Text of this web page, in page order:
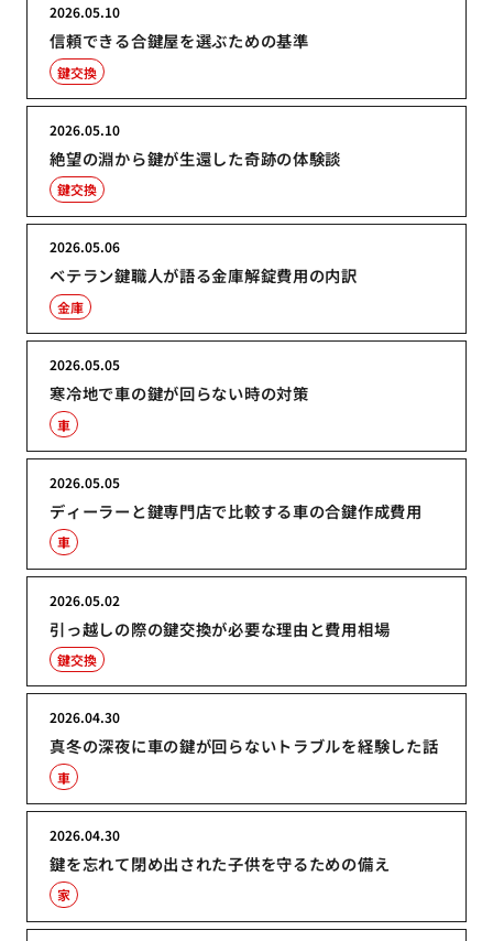
信頼できる合鍵屋を選ぶための基準
2026.05.10
鍵交換
絶望の淵から鍵が生還した奇跡の体験談
2026.05.10
鍵交換
ベテラン鍵職人が語る金庫解錠費用の内訳
2026.05.06
金庫
寒冷地で車の鍵が回らない時の対策
2026.05.05
車
ディーラーと鍵専門店で比較する車の合鍵作成費用
2026.05.05
車
引っ越しの際の鍵交換が必要な理由と費用相場
2026.05.02
鍵交換
真冬の深夜に車の鍵が回らないトラブルを経験した話
2026.04.30
車
鍵を忘れて閉め出された子供を守るための備え
2026.04.30
家